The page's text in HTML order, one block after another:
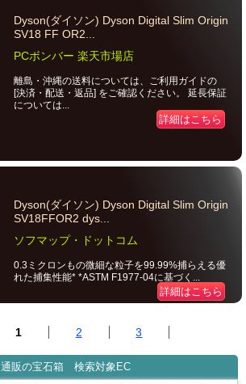
Dyson(ダイソン) Dyson Digital Slim Origin
SV18 FF OR2...
PCボンバー 楽天市場店
離島・沖縄の送料については、ご利用ガイドの
[決済・配送・返品] をご確認ください。 延長保証
については...
詳細はこちら
Dyson(ダイソン) Dyson Digital Slim Origin
SV18FFOR2 dys...
ソフマップ・ドットコム
0.3ミクロンもの微細な粒子を99.99%捕らえる優
れた捕集性能* *ASTM F1977-04に基づく...
詳細はこちら
1 2 3
通販の宝石箱 検索対象EC